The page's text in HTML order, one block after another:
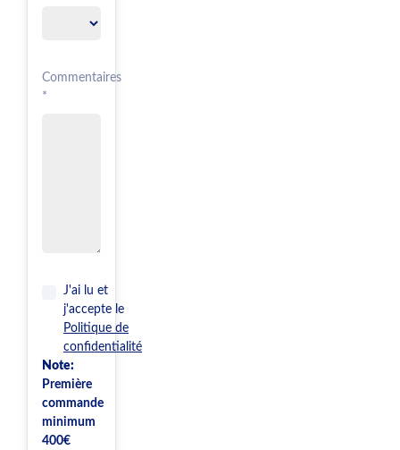
Commentaires
*
J'ai lu et
j'accepte le
Politique de
confidentialité
Note:
Première
commande
minimum
400€